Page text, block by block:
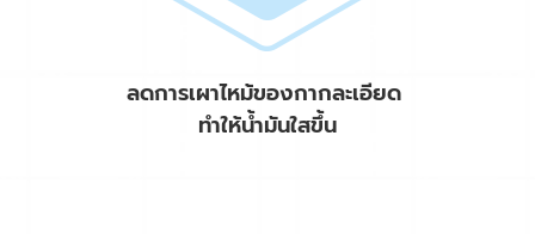
ลดการเผาไหม้ของกากละเอียด
ทำให้น้ำมันใสขึ้น